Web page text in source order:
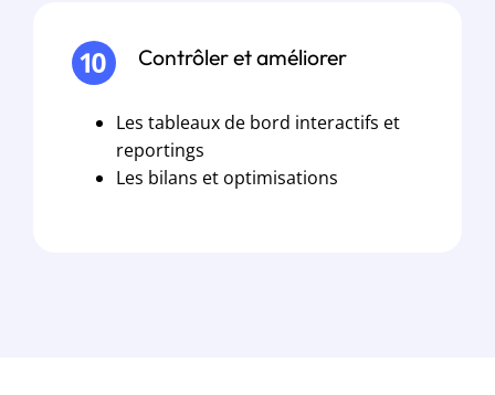
Contrôler et améliorer
Les tableaux de bord interactifs et
reportings
Les bilans et optimisations